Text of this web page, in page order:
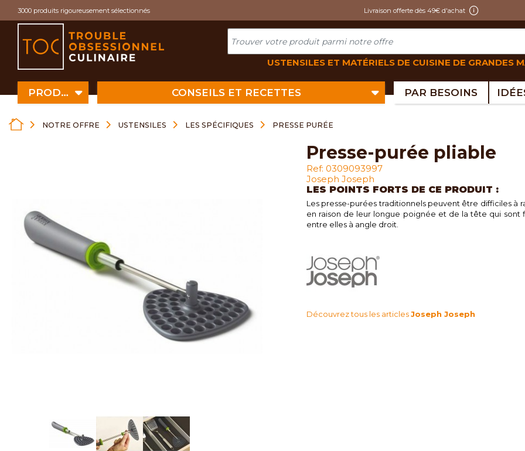
3000 produits rigoureusement sélectionnés Livraison offerte dès 49€ d'achat
USTENSILES ET MATÉRIELS DE CUISINE DE GRANDES
PRODUITS CONSEILS ET RECETTES PAR BESOINS
NOTRE OFFRE USTENSILES LES SPÉCIFIQUES PRESSE PURÉE
presse-purée pliable
Ref: 0309093997
Joseph Joseph
LES POINTS FORTS DE CE PRODUIT :
Les presse-purées traditionnels peuvent être difficiles à
en raison de leur longue poignée et de la tête qui sont
entre elles à angle droit.
Découvrez tous les articlesJoseph Joseph